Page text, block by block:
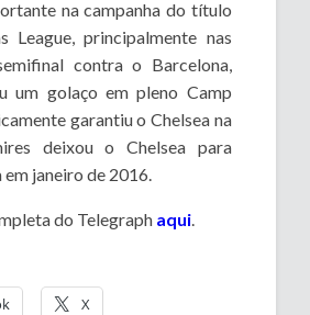
na campanha do título
League, principalmente nas
contra o Barcelona,
um golaço em pleno Camp
garantiu o Chelsea na
deixou o Chelsea para
janeiro de 2016.
do Telegraph aqui
X